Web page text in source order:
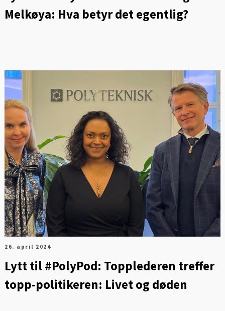
Melkøya: Hva betyr det egentlig?
26. april 2024
Lytt til #PolyPod: Topplederen treffer
topp-politikeren: Livet og døden